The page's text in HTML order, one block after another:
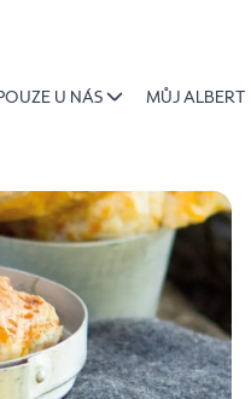
U NÁS MŮJ ALBERT